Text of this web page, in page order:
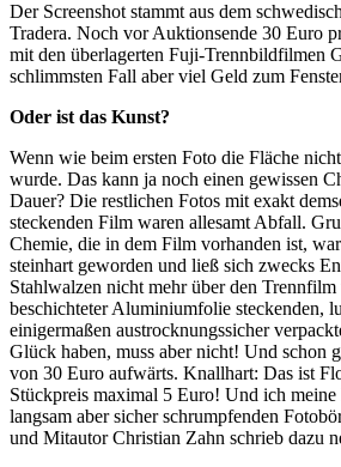
Der Screenshot stammt aus dem
Tradera. Noch vor Auktionsende 30 Euro
mit den überlagerten Fuji-Trennbildfilmen
schlimmsten Fall aber viel Geld zum
Oder ist das Kunst?
Wenn wie beim ersten Foto die Fläche
wurde. Das kann ja noch einen gewissen
Dauer? Die restlichen Fotos mit exakt
steckenden Film waren allesamt Abfall.
Chemie, die in dem Film vorhanden ist,
steinhart geworden und ließ sich zwecks
Stahlwalzen nicht mehr über den
beschichteter Aluminiumfolie steckenden,
einigermaßen austrocknungssicher
Glück haben, muss aber nicht! Und schon
von 30 Euro aufwärts. Knallhart: Das ist
Stückpreis maximal 5 Euro! Und ich
langsam aber sicher schrumpfenden
und Mitautor Christian Zahn schrieb dazu